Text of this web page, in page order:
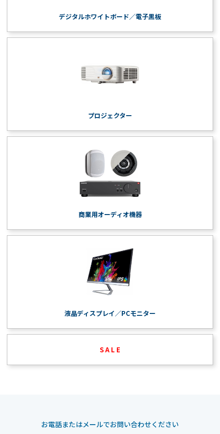
デジタルホワイトボード／電子黒板
プロジェクター
商業用オーディオ機器
液晶ディスプレイ／PCモニター
S A L E
お電話またはメールでお問い合わせください